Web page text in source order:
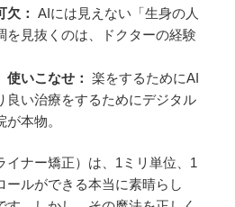
欠： AIには見えない「生身の人
を見抜くのは、ドクターの経験
いこなせ： 楽をするためにAI
良い治療をするためにデジタル
本物。
イナー矯正）は、1ミリ単位、1
ールができる本当に素晴らし